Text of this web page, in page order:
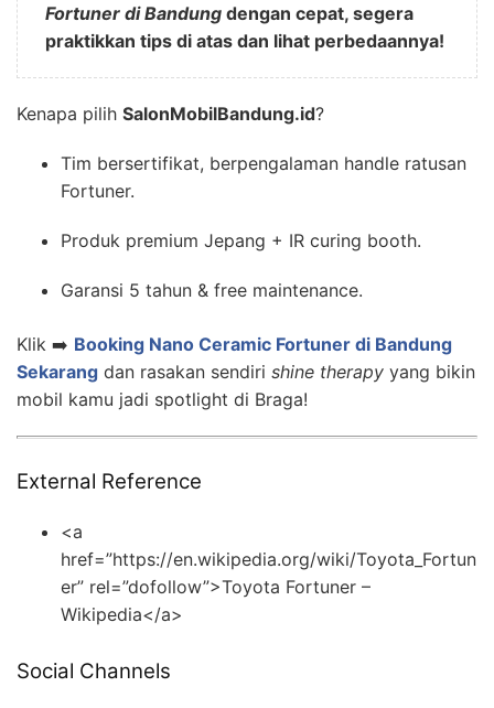
Fortuner di Bandung dengan cepat, segera
praktikkan tips di atas dan lihat perbedaannya!
Kenapa pilih SalonMobilBandung.id?
Tim bersertifikat, berpengalaman handle ratusan
Fortuner.
Produk premium Jepang + IR curing booth.
Garansi 5 tahun & free maintenance.
Klik ➡️ Booking Nano Ceramic Fortuner di Bandung
Sekarang dan rasakan sendiri shine therapy yang bikin
mobil kamu jadi spotlight di Braga!
External Reference
<a
href=”https://en.wikipedia.org/wiki/Toyota_Fortun
er” rel=”dofollow”>Toyota Fortuner –
Wikipedia</a>
Social Channels